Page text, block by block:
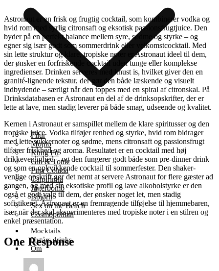
Filur
Mojito
Kung Fu
Gin & Tonic
Pina Colada
Caipirinha
Jägerbomb
Isbjørn
Sex on the Beach
Cosmopolitan
Mocktails
Nytårs drinks
Om
Astronaut er en frisk og frugtig cocktail, som kombinerer vodka og
hvid rom med syrlig citronsaft og eksotisk passionsfrugtjuice. Den
byder på en perfekt balance mellem syre, sødme og styrke – og
egner sig især godt som sommerdrink eller velkomstcocktail. Med
sin lette struktur og klare, tropiske noter er Astronaut ideel til dem,
der ønsker en forfriskende cocktail uden tunge eller komplekse
ingredienser. Drinken serveres med knust is, hvilket giver den en
granité-lignende tekstur, der gør den både læskende og visuelt
indbydende – særligt når den toppes med en spiral af citronskal. På
Drinksdatabasen er Astronaut en del af de drinksopskrifter, der er
lette at lave, men stadig leverer på både smag, udseende og kvalitet.
Kernen i Astronaut er samspillet mellem de klare spiritusser og den
tropiske juice. Vodka tilføjer renhed og styrke, hvid rom bidrager
med lette sukkernoter og sødme, mens citronsaft og passionsfrugt
tilfører friskhed og aroma. Resultatet er en cocktail med høj
drikkevenlighed – og den fungerer godt både som pre-dinner drink
og som en opkvikkende cocktail til sommerfester. Den shaker-
venlige opskrift gør det nemt at servere Astronaut for flere gæster ad
gangen, og med sin eksotiske profil og lave alkoholstyrke er den
også et godt valg til dem, der ønsker noget let, men stadig
sofistikeret. Astronaut er en fremragende tilføjelse til hjemmebaren,
især når der skal eksperimenteres med tropiske noter i en stilren og
enkel præsentation.
One Response